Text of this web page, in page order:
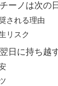
ーノは次の
される理由
リスク
日に持ち越